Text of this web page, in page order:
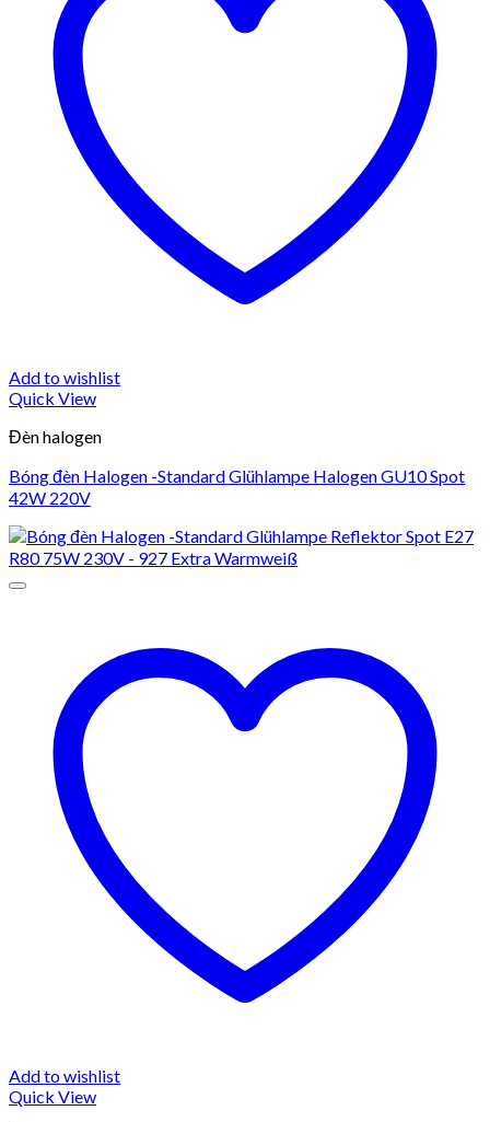
Add to wishlist
Quick View
Đèn halogen
Bóng đèn Halogen -Standard Glühlampe Halogen GU10 Spot
42W 220V
Add to wishlist
Quick View